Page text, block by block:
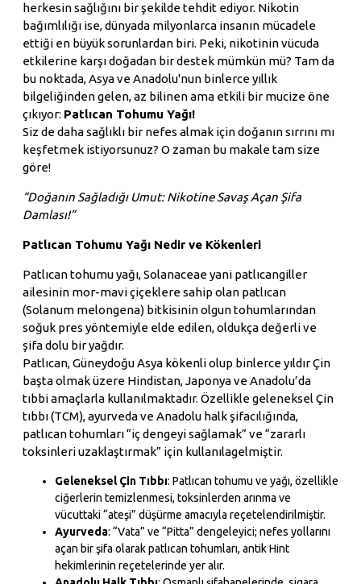
herkesin sağlığını bir şekilde tehdit ediyor. Nikotin
bağımlılığı ise, dünyada milyonlarca insanın mücadele
ettiği en büyük sorunlardan biri. Peki, nikotinin vücuda
etkilerine karşı doğadan bir destek mümkün mü? Tam da
bu noktada, Asya ve Anadolu'nun binlerce yıllık
bilgeliğinden gelen, az bilinen ama etkili bir mucize öne
çıkıyor: Patlıcan Tohumu Yağı!
Siz de daha sağlıklı bir nefes almak için doğanın sırrını mı
keşfetmek istiyorsunuz? O zaman bu makale tam size
göre!
“Doğanın Sağladığı Umut: Nikotine Savaş Açan Şifa
Damlası!”
Patlıcan Tohumu Yağı Nedir ve Kökenleri
Patlıcan tohumu yağı, Solanaceae yani patlıcangiller
ailesinin mor-mavi çiçeklere sahip olan patlıcan
(Solanum melongena) bitkisinin olgun tohumlarından
soğuk pres yöntemiyle elde edilen, oldukça değerli ve
şifa dolu bir yağdır.
Patlıcan, Güneydoğu Asya kökenli olup binlerce yıldır Çin
başta olmak üzere Hindistan, Japonya ve Anadolu’da
tıbbi amaçlarla kullanılmaktadır. Özellikle geleneksel Çin
tıbbı (TCM), ayurveda ve Anadolu halk şifacılığında,
patlıcan tohumları “iç dengeyi sağlamak” ve “zararlı
toksinleri uzaklaştırmak” için kullanılagelmiştir.
Geleneksel Çin Tıbbı: Patlıcan tohumu ve yağı, özellikle
ciğerlerin temizlenmesi, toksinlerden arınma ve
vücuttaki “ateşi” düşürme amacıyla reçetelendirilmiştir.
Ayurveda: “Vata” ve “Pitta” dengeleyici; nefes yollarını
açan bir şifa olarak patlıcan tohumları, antik Hint
hekimlerinin reçetelerinde yer alır.